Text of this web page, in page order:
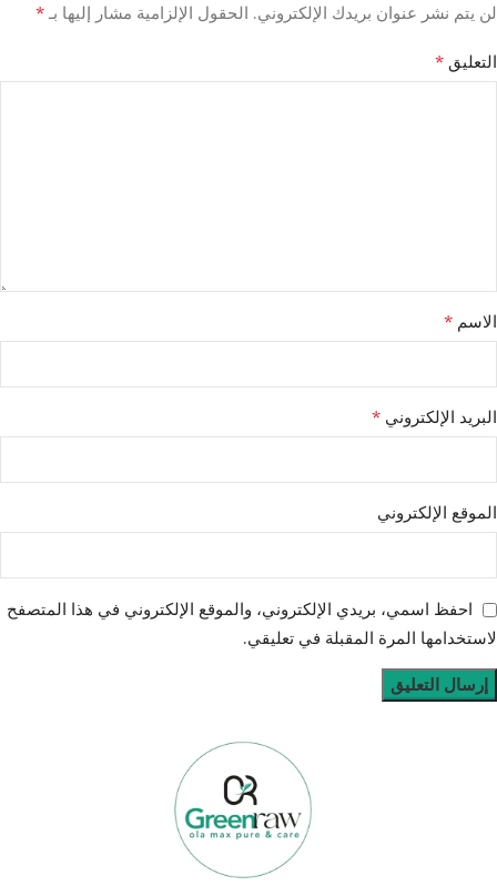
لن يتم نشر عنوان بريدك الإلكتروني. الحقول الإلزامية مشار إليها بـ *
التعليق *
الاسم *
البريد الإلكتروني *
الموقع الإلكتروني
احفظ اسمي، بريدي الإلكتروني، والموقع الإلكتروني في هذا المتصفح
لاستخدامها المرة المقبلة في تعليقي.